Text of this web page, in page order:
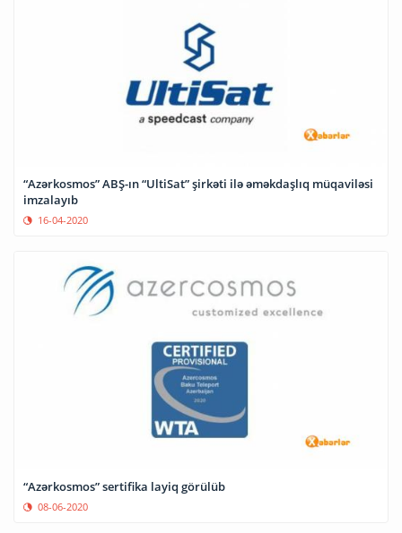
“Azərkosmos” ABŞ-ın “UltiSat” şirkəti ilə əməkdaşlıq müqaviləsi
imzalayıb
16-04-2020
“Azərkosmos” sertifika layiq görülüb
08-06-2020